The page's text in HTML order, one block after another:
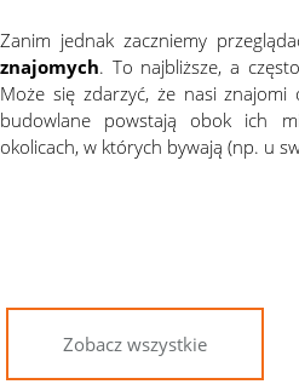
Zanim jednak zaczniemy
znajomych. To najbliższe, a
Może się zdarzyć, że nasi znajomi
budowlane powstają obok ich
okolicach, w których bywają (np. u
Zobacz wszystkie